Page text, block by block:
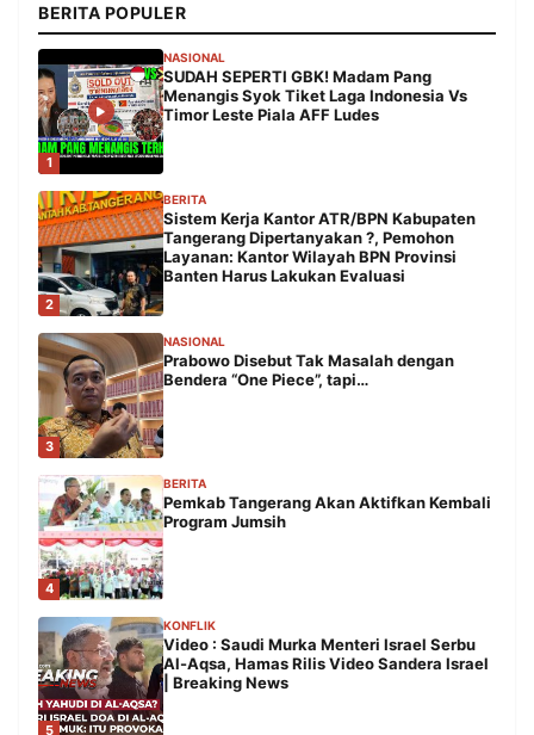
BERITA POPULER
1
NASIONAL
SUDAH SEPERTI GBK! Madam Pang
Menangis Syok Tiket Laga Indonesia Vs
Timor Leste Piala AFF Ludes
2
BERITA
Sistem Kerja Kantor ATR/BPN Kabupaten
Tangerang Dipertanyakan ?, Pemohon
Layanan: Kantor Wilayah BPN Provinsi
Banten Harus Lakukan Evaluasi
3
NASIONAL
Prabowo Disebut Tak Masalah dengan
Bendera “One Piece”, tapi…
4
BERITA
Pemkab Tangerang Akan Aktifkan Kembali
Program Jumsih
5
KONFLIK
Video : Saudi Murka Menteri Israel Serbu
Al-Aqsa, Hamas Rilis Video Sandera Israel
| Breaking News